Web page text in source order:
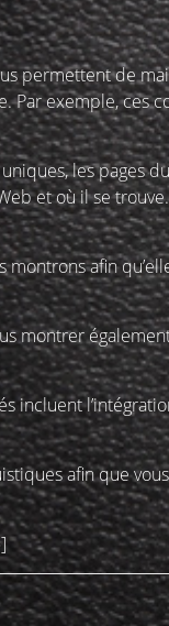
permettent de
Par exemple, ces
les pages
et où il se
afin
montrer
incluent
afin que